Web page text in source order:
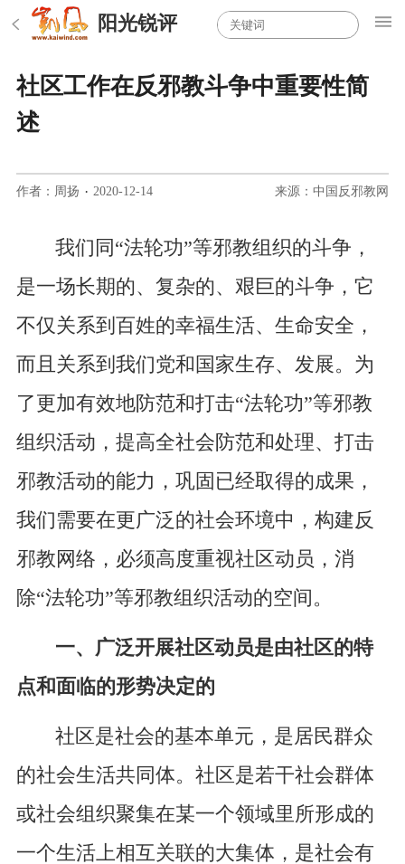
阳光锐评
社区工作在反邪教斗争中重要性简
述
作者：周扬 · 2020-12-14 来源：中国反邪教网
我们同“法轮功”等邪教组织的斗争，
是一场长期的、复杂的、艰巨的斗争，它
不仅关系到百姓的幸福生活、生命安全，
而且关系到我们党和国家生存、发展。为
了更加有效地防范和打击“法轮功”等邪教
组织活动，提高全社会防范和处理、打击
邪教活动的能力，巩固已经取得的成果，
我们需要在更广泛的社会环境中，构建反
邪教网络，必须高度重视社区动员，消
除“法轮功”等邪教组织活动的空间。
一、广泛开展社区动员是由社区的特
点和面临的形势决定的
社区是社会的基本单元，是居民群众
的社会生活共同体。社区是若干社会群体
或社会组织聚集在某一个领域里所形成的
一个生活上相互关联的大集体，是社会有